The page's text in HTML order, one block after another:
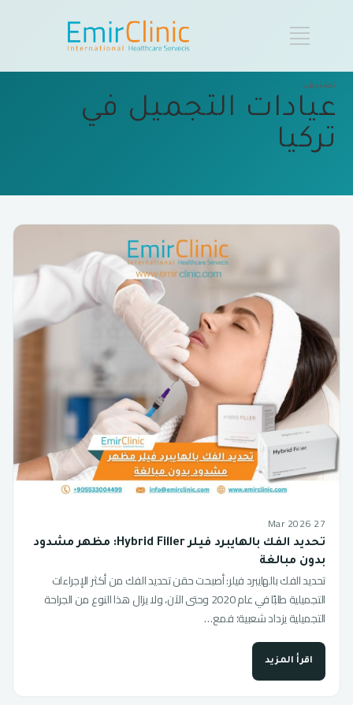
تصنيف
عيادات التجميل في
تركيا
27 Mar 2026
تحديد الفك بالهايبرد فيلر Hybrid Filler: مظهر مشدود
بدون مبالغة
تحديد الفك بالهايبرد فيلر: أصبحت حقن تحديد الفك من أكثر الإجراءات
التجميلية طلبًا في عام 2020 وحتى الآن، ولا يزال هذا النوع من الجراحة
التجميلية يزداد شعبية؛ فمع…
اقرأ المزيد